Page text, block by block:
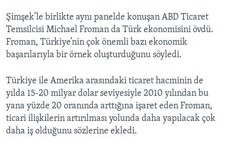
Şimşek’le birlikte aynı panelde konuşan ABD Ticaret
Temsilcisi Michael Froman da Türk ekonomisini övdü.
Froman, Türkiye’nin çok önemli bazı ekonomik
başarılarıyla bir örnek oluşturduğunu söyledi.
Türkiye ile Amerika arasındaki ticaret hacminin de
yılda 15-20 milyar dolar seviyesiyle 2010 yılından bu
yana yüzde 20 oranında arttığına işaret eden Froman,
ticari ilişkilerin artırılması yolunda daha yapılacak çok
daha iş olduğunu sözlerine ekledi.